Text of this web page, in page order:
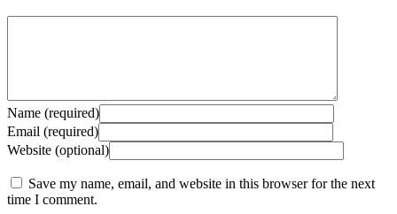
Name (required)
Email (required)
Website (optional)
Save my name, email, and website in this browser for the next
time I comment.